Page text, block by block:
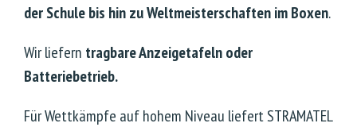
der Schule bis hin zu Weltmeisterschaften im Boxen.
Wir liefern tragbare Anzeigetafeln oder
Batteriebetrieb.
Für Wettkämpfe auf hohem Niveau liefert STRAMATEL